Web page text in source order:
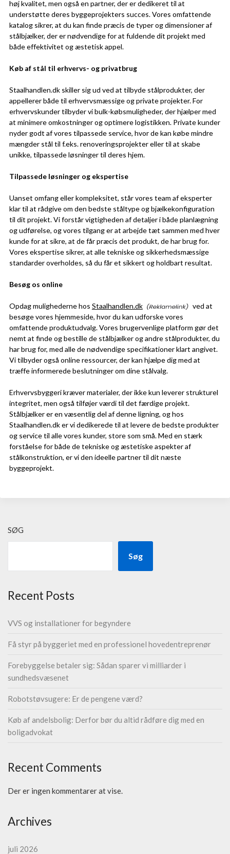
høj kvalitet, men også en partner, der er dedikeret til at
understøtte deres byggeprojekters succes. Vores omfattende
katalog sikrer, at du kan finde præcis de typer og dimensioner af
stålbjælker, der er nødvendige for at fuldende dit projekt med
både effektivitet og æstetisk appel.
Køb af stål til erhvervs- og privatbrug
Staalhandlen.dk skiller sig ud ved at tilbyde stålprodukter, der
appellerer både til erhvervsmæssige og private projekter. For
erhvervskunder tilbyder vi bulk-købsmuligheder, der hjælper med
at minimere omkostninger og optimere logistikken. Private kunder
nyder godt af vores tilpassede service, hvor de kan købe mindre
mængder stål til f.eks. renoveringsprojekter eller til at skabe
unikke, tilpassede løsninger til deres hjem.
Tilpassede løsninger og ekspertise
Uanset omfang eller kompleksitet, står vores team af eksperter
klar til at rådgive om den bedste ståltype og bjælkekonfiguration
til dit projekt. Vi forstår vigtigheden af detaljer i både planlægning
og udførelse, og vores tilgang er at arbejde tæt sammen med hver
kunde for at sikre, at de får præcis det produkt, de har brug for.
Vores ekspertise sikrer, at alle tekniske og sikkerhedsmæssige
standarder overholdes, så du får et sikkert og holdbart resultat.
Besøg os online
Opdag mulighederne hos Staalhandlen.dk
ved at
besøge vores hjemmeside, hvor du kan udforske vores
omfattende produktudvalg. Vores brugervenlige platform gør det
nemt at finde og bestille de stålbjælker og andre stålprodukter, du
har brug for, med alle de nødvendige specifikationer klart angivet.
Vi tilbyder også online ressourcer, der kan hjælpe dig med at
træffe informerede beslutninger om dine stålvalg.
Erhvervsbyggeri kræver materialer, der ikke kun leverer strukturel
integritet, men også tilføjer værdi til det færdige projekt.
Stålbjælker er en væsentlig del af denne ligning, og hos
Staalhandlen.dk er vi dedikerede til at levere de bedste produkter
og service til alle vores kunder, store som små. Med en stærk
forståelse for både de tekniske og æstetiske aspekter af
stålkonstruktion, er vi den ideelle partner til dit næste
byggeprojekt.
SØG
Søg
Recent Posts
VVS og installationer for begyndere
Få styr på byggeriet med en professionel hovedentreprenør
Forebyggelse betaler sig: Sådan sparer vi milliarder i
sundhedsvæsenet
Robotstøvsugere: Er de pengene værd?
Køb af andelsbolig: Derfor bør du altid rådføre dig med en
boligadvokat
Recent Comments
Der er ingen kommentarer at vise.
Archives
juli 2026